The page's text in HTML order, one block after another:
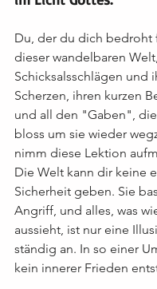
Du, der du dich bedroht
dieser wandelbaren
Schicksalsschlägen und
Scherzen, ihren kurzen
und all den "Gaben",
bloss um sie wieder
nimm diese Lektion
Die Welt kann dir keine
Sicherheit geben. Sie
Angriff, und alles, was
aussieht, ist nur eine
ständig an. In so einer
kein innerer Frieden